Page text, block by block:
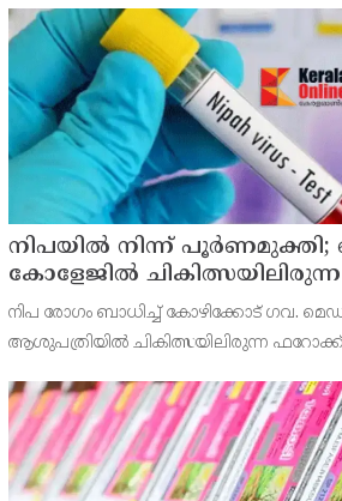
ആഗസ്റ്റ് 7 ന് വൈകിട്ട് 4 മണി വരെ
നിപയിൽ നിന്ന് പൂർണമുക്തി;
കോളേജിൽ
വീട്ടിലേക്ക് മടങ്ങി
നിപ രോഗം ബാധിച്ച് കോഴിക്കോട് ഗവ.
ആശുപത്രിയിൽ ചികിത്സയിലിരുന്ന